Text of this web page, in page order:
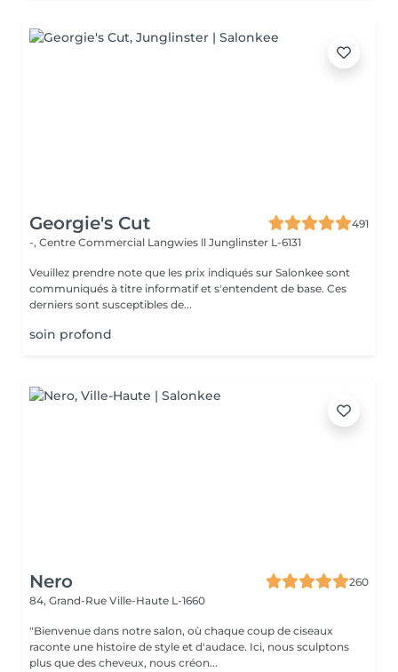
Georgie's Cut
491
-, Centre Commercial Langwies ll Junglinster L-6131
Veuillez prendre note que les prix indiqués sur Salonkee sont
communiqués à titre informatif et s'entendent de base. Ces
derniers sont susceptibles de...
soin profond
Nero
260
84, Grand-Rue Ville-Haute L-1660
"Bienvenue dans notre salon, où chaque coup de ciseaux
raconte une histoire de style et d'audace. Ici, nous sculptons
plus que des cheveux, nous créon...